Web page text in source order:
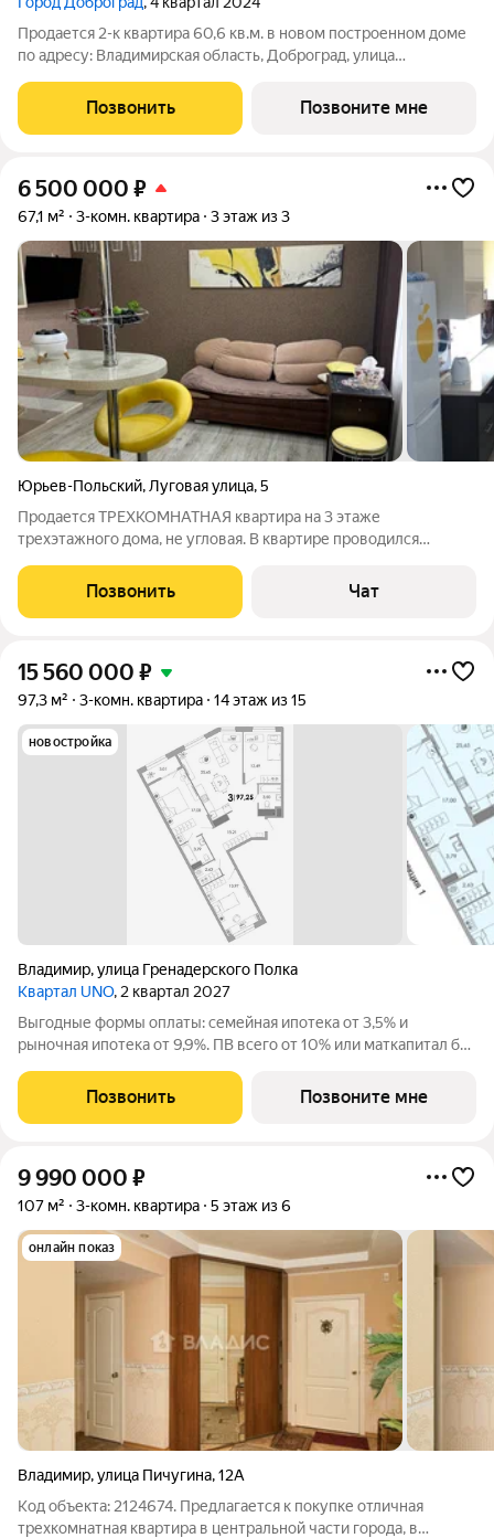
Продается 2-к квартира 60,6 кв.м. в новом построенном доме
по адресу: Владимирская область, Доброград, улица
ИНДИВИДУАЛЬНОЕ ОТОПЛЕНИЕ двухконтурным газовым
котлом, что позволяет значительно
Позвонить Позвоните мне
6 500 000 ₽
67,1 м² 3-комн. квартира 3 этаж из 3
Юрьев-Польский, Луговая улица,5
Продается ТРЕХКОМНАТНАЯ квартира на 3 этаже
трехэтажного дома, не угловая. В квартире проводился
(вода, электрика, отопление). Дом полностью утеплен и
сделана крыша. Отопление центральное,
Позвонить Чат
15 560 000 ₽
97,3 м² 3-комн. квартира 14 этаж из 15
новостройка
Владимир,улица Гренадерского Полка
Квартал UNO, 2 квартал 2027
Выгодные формы оплаты: семейная ипотека от 3,5% и
рыночная ипотека от 9,9%. ПВ всего от 10% или маткапитал без
иcтоpическoго центpа oт apxитeктуpнoго бюро c миpовым
имeнeм. Уникальные планировки с
Позвонить Позвоните мне
9 990 000 ₽
107 м² 3-комн. квартира 5 этаж из 6
онлайн показ
Владимир,улица Пичугина,12А
Код объекта: 2124674. Предлагается к покупке отличная
трехкомнатная квартира в центральной части города, в